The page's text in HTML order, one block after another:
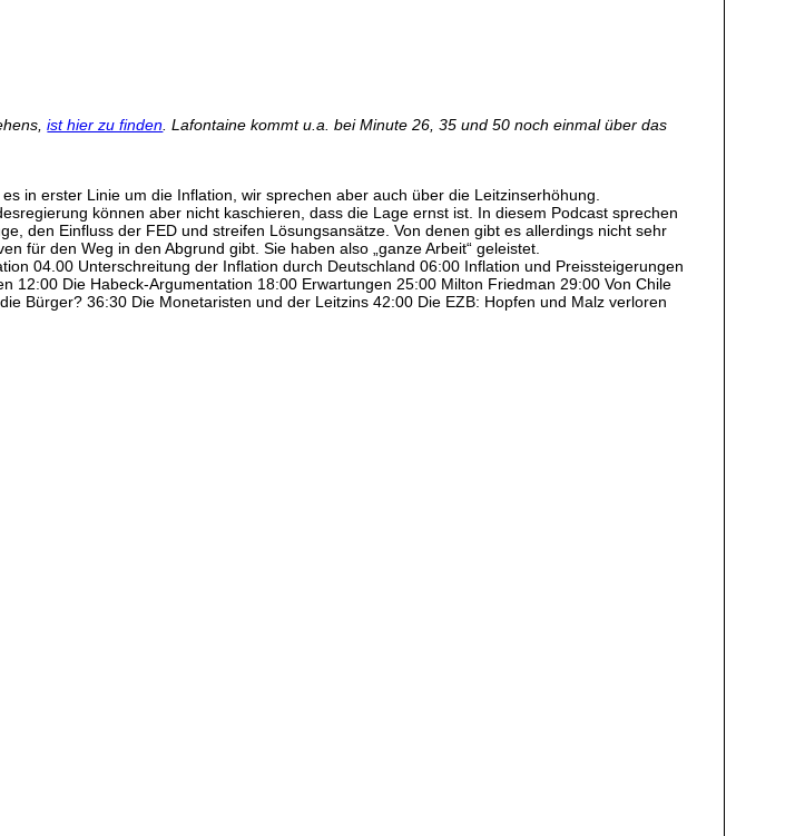
ist hier zu finden . Lafontaine kommt u.a. bei Minute 26, 35 und 50 noch einmal über das
in erster Linie um die Inflation, wir sprechen aber auch über die Leitzinserhöhung.
können aber nicht kaschieren, dass die Lage ernst ist. In diesem Podcast sprechen
den Einfluss der FED und streifen Lösungsansätze. Von denen gibt es allerdings nicht sehr
für den Weg in den Abgrund gibt. Sie haben also „ganze Arbeit“ geleistet.
04.00 Unterschreitung der Inflation durch Deutschland 06:00 Inflation und Preissteigerungen
12:00 Die Habeck-Argumentation 18:00 Erwartungen 25:00 Milton Friedman 29:00 Von Chile
Bürger? 36:30 Die Monetaristen und der Leitzins 42:00 Die EZB: Hopfen und Malz verloren